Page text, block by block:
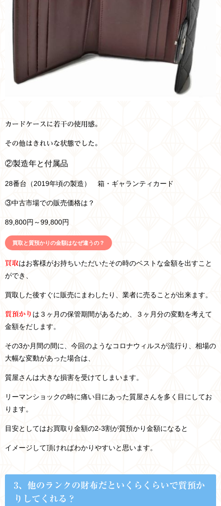
カードケースに若干の使用感。
その他はきれいな状態でした。
②製造年と付属品
28番台（2019年頃の製造） 箱・ギャランティカード
③中古市場での販売価格は？
89,800円～99 ,800円
買取と質預かりの金額はなぜ違うの？
買取はお客様がお持ちいただいたその時のベストな金額を出すこと
ができ、
買取した後すぐに販売にまわしたり、業者に売ることが出来ます。
質預かり は３ヶ月の保管期間があるため、３ヶ月分の変動を考えて
金額をだします。
その3か月間の間に、今回のようなコロナウィルスが流行り、相場の
大幅な変動があった場合は、
質屋さんは大きな損害を受けてしまいます。
リーマンショックの時に痛い目にあった質屋さんを多く目にしてお
ります。
目安としてはお買取り金額の2-3割が質預かり金額になると
イメージして頂ければわかりやすいと思います。
3、他のランクの財布だといくらくらいで質預か
りしてくれる？